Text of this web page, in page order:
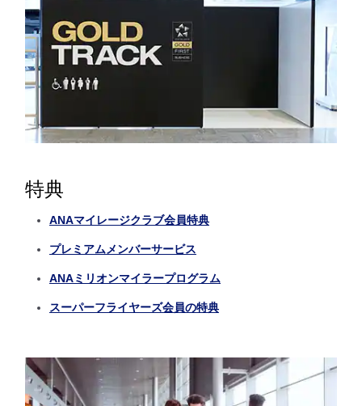
特典
ANAマイレージクラブ会員特典
プレミアムメンバーサービス
ANAミリオンマイラープログラム
スーパーフライヤーズ会員の特典